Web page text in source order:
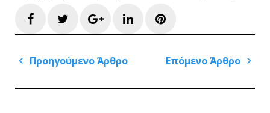
FacebookTwitterGoogle+LinkedInPinterest
Πλοήγηση
Προηγούμενο Άρθρο
Επόμενο Άρθρο